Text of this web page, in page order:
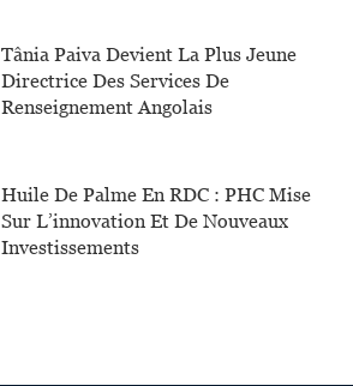
Tânia Paiva Devient La Plus Jeune
Directrice Des Services De
Renseignement Angolais
Huile De Palme En RDC : PHC Mise
Sur L’innovation Et De Nouveaux
Investissements